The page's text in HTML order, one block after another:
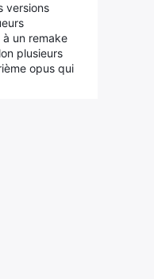
versions
un remake
plusieurs
opus qui